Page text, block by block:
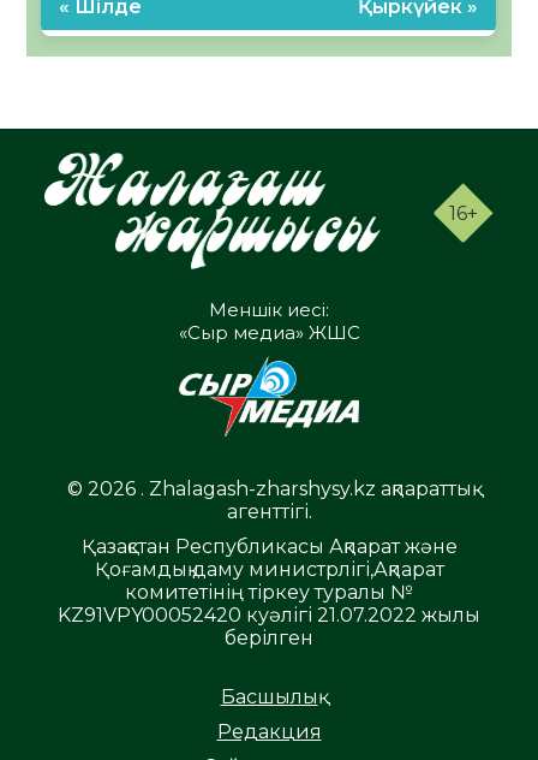
« Шілде Қыркүйек »
16+
Меншік иесі:
«Сыр медиа» ЖШС
© 2026 . Zhalagash-zharshysy.kz ақпараттық
агенттігі.
Қазақстан Республикасы Ақпарат және
Қоғамдық даму министрлігі,Ақпарат
комитетінің тіркеу туралы №
KZ91VPY00052420 куәлігі 21.07.2022 жылы
берілген
Басшылық
Редакция